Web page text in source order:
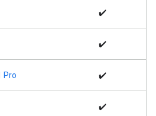
✔️
✔️
Pro ✔️
✔️